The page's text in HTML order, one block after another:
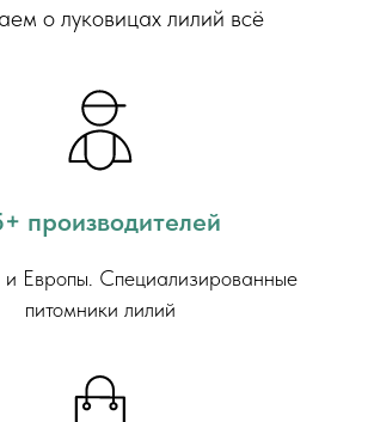
о луковицах лилий всё
производителей
Европы. Специализированные
питомники лилий